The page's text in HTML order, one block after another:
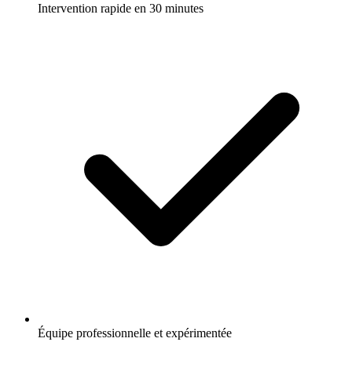
Intervention rapide en 30 minutes
Équipe professionnelle et expérimentée